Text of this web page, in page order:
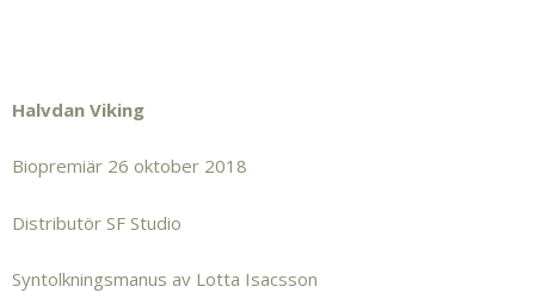
Halvdan Viking
Biopremiär 26 oktober 2018
Distributör SF Studio
Syntolkningsmanus av Lotta Isacsson